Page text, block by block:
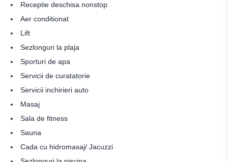
Receptie deschisa nonstop
Aer conditionat
Lift
Sezlonguri la plaja
Sporturi de apa
Servicii de curatatorie
Servicii inchirieri auto
Masaj
Sala de fitness
Sauna
Cada cu hidromasaj/ Jacuzzi